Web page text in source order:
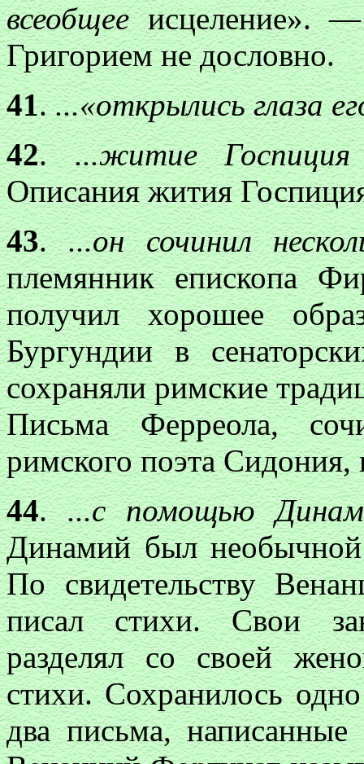
всеобщееисцеление».
Григорием не дословно.
41....«открылись глаза
42....житие Госпиция
Описания жития
43....он сочинил
племянник епископа
получил хорошее
Бургундии в
сохраняли римские
Письма Ферреола,
римского поэта
44....с помощью
Динамий был
По свидетельству
писал стихи. Свои
разделял со своей
стихи. Сохранилось
два письма,